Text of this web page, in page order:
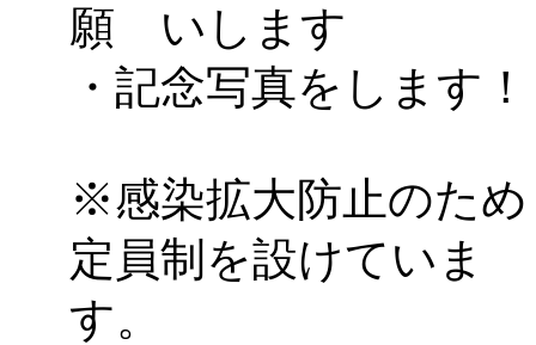
de 健康づくり」
「 皆鶴姫のこびる塾
「みなづる号乗車体
de 健康づくり」 」 受
願 いします
・記念写真をします！
※感染拡大防止のため
定員制を設けていま
す。